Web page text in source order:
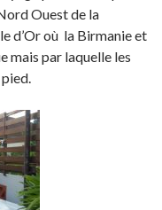
Ouest de la
d’Or où la Birmanie et
mais par laquelle les